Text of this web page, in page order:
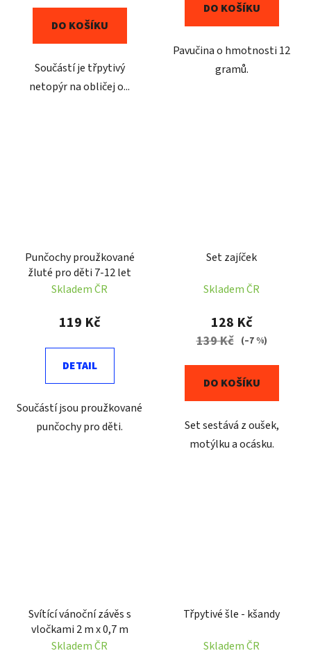
DO KOŠÍKU
Součástí je třpytivý
netopýr na obličej o...
DO KOŠÍKU
Pavučina o hmotnosti 12
gramů.
Punčochy proužkované
žluté pro děti 7-12 let
Skladem ČR
119 Kč
DETAIL
Součástí jsou proužkované
punčochy pro děti.
Set zajíček
Skladem ČR
128 Kč
139 Kč (–7 %)
DO KOŠÍKU
Set sestává z oušek,
motýlku a ocásku.
Svítící vánoční závěs s
vločkami 2 m x 0,7 m
Skladem ČR
Třpytivé šle - kšandy
Skladem ČR